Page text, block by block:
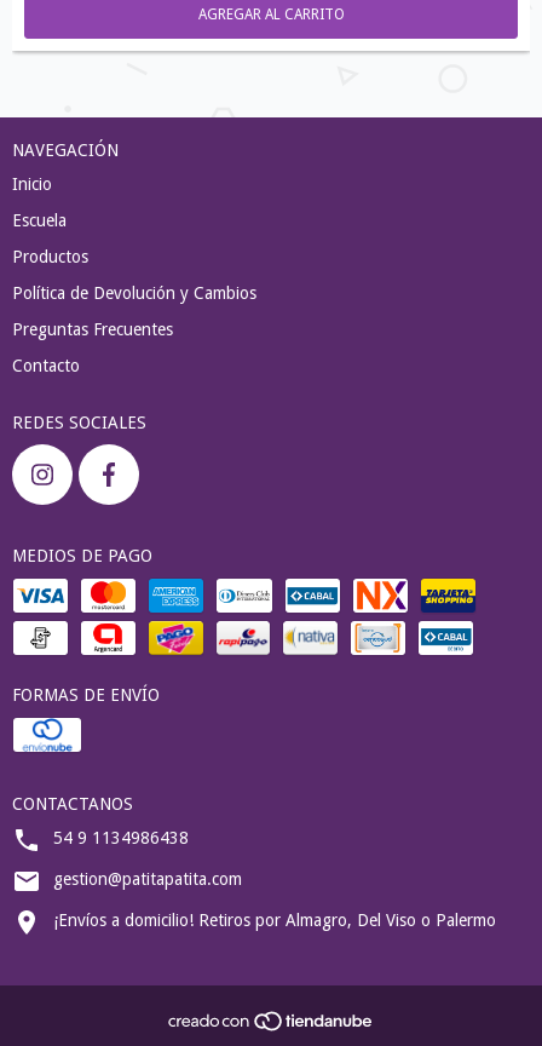
AGREGAR AL CARRITO
NAVEGACIÓN
Inicio
Escuela
Productos
Política de Devolución y Cambios
Preguntas Frecuentes
Contacto
REDES SOCIALES
MEDIOS DE PAGO
FORMAS DE ENVÍO
CONTACTANOS
54 9 1134986438
gestion@patitapatita.com
¡Envíos a domicilio! Retiros por Almagro, Del Viso o Palermo